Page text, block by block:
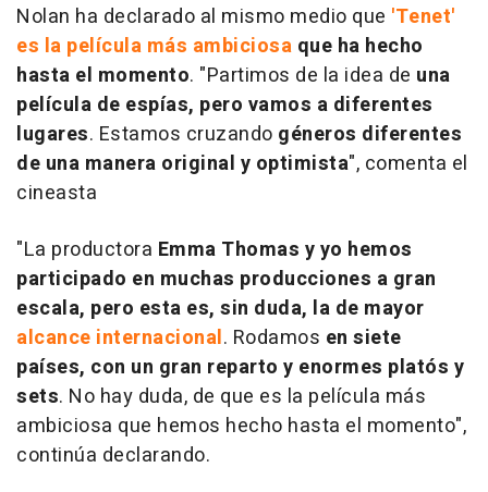
Nolan ha declarado al mismo medio que 'Tenet'
es la película más ambiciosa que ha hecho
hasta el momento. "Partimos de la idea de una
película de espías, pero vamos a diferentes
lugares. Estamos cruzando géneros diferentes
de una manera original y optimista", comenta el
cineasta
"La productora Emma Thomas y yo hemos
participado en muchas producciones a gran
escala, pero esta es, sin duda, la de mayor
alcance internacional. Rodamos en siete
países, con un gran reparto y enormes platós y
sets. No hay duda, de que es la película más
ambiciosa que hemos hecho hasta el momento",
continúa declarando.